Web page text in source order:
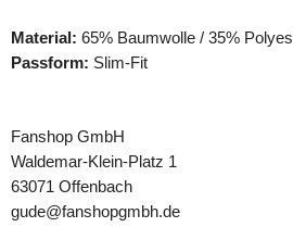
Material: 65% Baumwolle / 35%
Passform: Slim-Fit
Fanshop GmbH
Waldemar-Klein-Platz 1
63071 Offenbach
gude@fanshopgmbh.de